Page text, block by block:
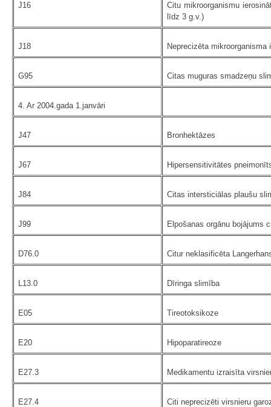
J16
Citu mikroorganismu
līdz 3 g.v.)
J18 Neprecizēta
G95 Citas muguras smadzeņu
4. Ar 2004.gada 1.janvāri
J47 Bronhektāzes
J67 Hipersensitivitātes
J84 Citas intersticiālas plaušu
J99 Elpošanas orgānu bojājums
D76.0 Citur neklasificēta
L13.0 Dīringa slimība
E05 Tireotoksikoze
E20 Hipoparatireoze
E27.3 Medikamentu izraisīta
E27.4 Citi neprecizēti virsnieru